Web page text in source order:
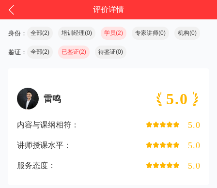
评价详情
身份： 全部(2) 培训经理(0) 学员(2) 专家讲师(0) 机构(0)
鉴证： 全部(2) 已鉴证(2) 待鉴证(0)
雷鸣 5.0
内容与课纲相符： 5.0
讲师授课水平： 5.0
服务态度： 5.0